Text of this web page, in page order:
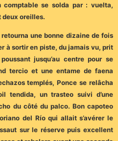
comptable se solda par : vuelta,
deux oreilles.
une bonne dizaine de fois
à sortir en piste, du jamais vu, prit
jusqu’au centre pour se
tercio et une entame de faena
templés, Ponce se relâcha
tendida, un trasteo suivi d’une
du côté du palco. Bon capoteo
del Río qui allait s’avérer le
sur le réserve puis excellent